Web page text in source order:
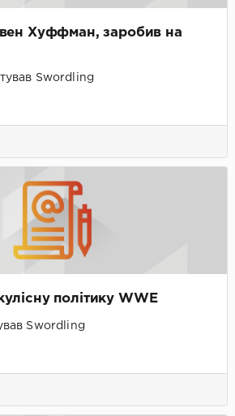
Хуффман, заробив на
Swordling
політику WWE
Swordling